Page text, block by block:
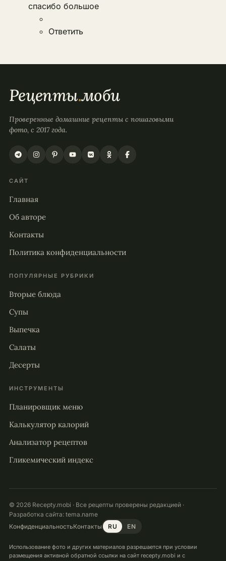
спасибо большое
Ответить
Рецепты.моби
Проверенные домашние рецепты с пошаговыми
фото, с 2017 года.
САЙТ
Главная
Об авторе
Контакты
Политика конфиденциальности
ПОПУЛЯРНЫЕ РУБРИКИ
Вторые блюда
Супы
Выпечка
Салаты
Десерты
ИНСТРУМЕНТЫ
Планировщик меню
Калькулятор калорий
Анализатор рецептов
Гликемический индекс
© 2026 Recepty.mobi · Все рецепты проверены редакцией ·
Разработка сайта: tema.name
КонфиденциальностьКонтакты RU EN
Использование фото и других материалов разрешается при условии
размещения активной обратной ссылки на сайт recepty.mobi и с
Ваш вес в норме?
Проверьте ИМТ за минуту — без регистрации.